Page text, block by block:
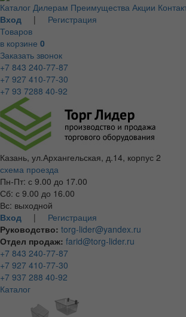
Каталог Дилерам Преимущества Акции
Вход | Регистрация
Товаров
в корзине 0
Заказать звонок
+7 843 240-77-87
+7 927 410-77-30
+7 93 7288 40-92
Казань, ул.Архангельская, д.14, корпус 2
схема проезда
Пн-Пт: с 9.00 до 17.00
Сб: с 9.00 до 16.00
Вс: выходной
Вход | Регистрация
Руководство: torg-lider@yandex.ru
Отдел продаж: farid@torg-lider.ru
+7 843 240-77-87
+7 927 410-77-30
+7 937 288 40-92
Каталог